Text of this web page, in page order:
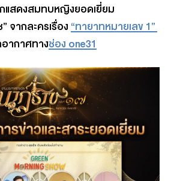
แสดงสมทบหญิงยอดเยี่ยม
จากละครเรื่อง“ทายาทหมายเลข 1”
ากาศทางช่อง one31